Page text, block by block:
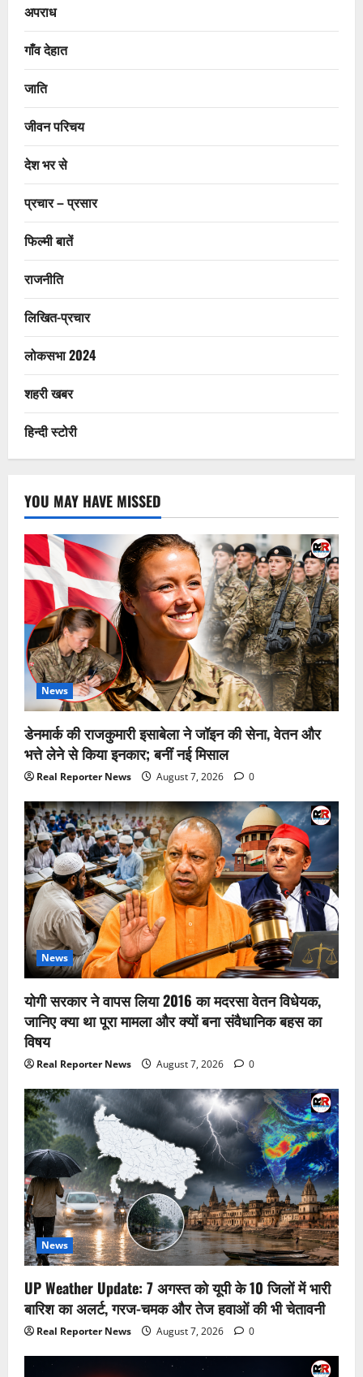
अपराध
गाँव देहात
जाति
जीवन परिचय
देश भर से
प्रचार – प्रसार
फिल्मी बातें
राजनीति
लिखित-प्रचार
लोकसभा 2024
शहरी खबर
हिन्दी स्टोरी
YOU MAY HAVE MISSED
News
डेनमार्क की राजकुमारी इसाबेला ने जॉइन की सेना, वेतन और
भत्ते लेने से किया इनकार; बनीं नई मिसाल
Real Reporter News August 7, 2026 0
News
योगी सरकार ने वापस लिया 2016 का मदरसा वेतन विधेयक,
जानिए क्या था पूरा मामला और क्यों बना संवैधानिक बहस का
विषय
Real Reporter News August 7, 2026 0
News
UP Weather Update: 7 अगस्त को यूपी के 10 जिलों में भारी
बारिश का अलर्ट, गरज-चमक और तेज हवाओं की भी चेतावनी
Real Reporter News August 7, 2026 0